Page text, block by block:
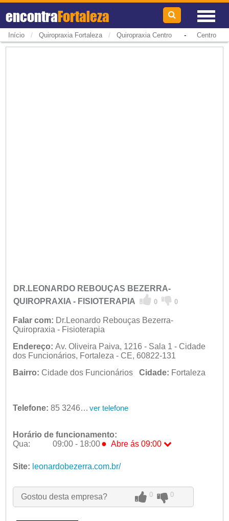
encontraFortaleza
Início / Quiropraxia Fortaleza / Quiropraxia Centro- Centro
DR.LEONARDO REBOUÇAS BEZERRA-
QUIROPRAXIA - FISIOTERAPIA
0 0
Falar com: Dr.Leonardo Rebouças Bezerra-
Quiropraxia - Fisioterapia
Endereço: Av. Oliveira Paiva, 1216 - Sala 1 - Cidade
dos Funcionários, Fortaleza - CE, 60822-131
Bairro: Cidade dos Funcionários Cidade: Fortaleza
Telefone: 85 3246-1765 ver telefone
Horário de funcionamento:
Qua:
09:00 - 18:00 ● Abre ás 09:00
Ter:
09:00 - 18:00
Qui:
09:00 - 18:00
Sex:
09:00 - 18:00
Site: leonardobezerra.com.br/
Gostou desta empresa? 0 0